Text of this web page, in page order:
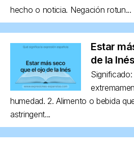
hecho o noticia. Negación rotun...
Estar
de la Inés
humedad. 2. Alimento o bebida
astringent...